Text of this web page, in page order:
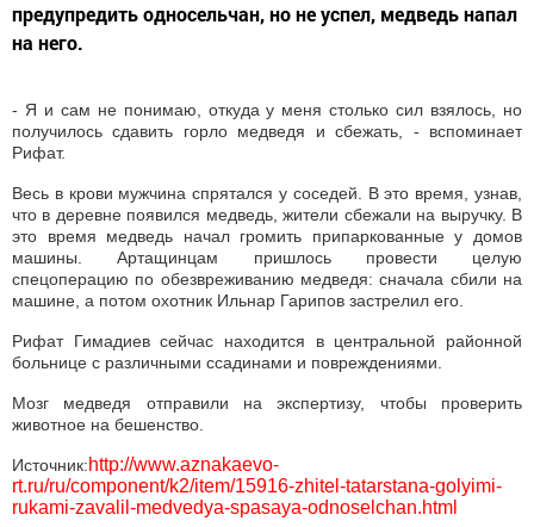
предупредить односельчан, но не успел, медведь напал
на него.
- Я и сам не понимаю, откуда у меня столько сил взялось, но
получилось сдавить горло медведя и сбежать, - вспоминает
Рифат.
Весь в крови мужчина спрятался у соседей. В это время, узнав,
что в деревне появился медведь, жители сбежали на выручку. В
это время медведь начал громить припаркованные у домов
машины. Артащинцам пришлось провести целую
спецоперацию по обезвреживанию медведя: сначала сбили на
машине, а потом охотник Ильнар Гарипов застрелил его.
Рифат Гимадиев сейчас находится в центральной районной
больнице с различными ссадинами и повреждениями.
Мозг медведя отправили на экспертизу, чтобы проверить
животное на бешенство.
Источник:http://www.aznakaevo-
rt.ru/ru/component/k2/item/15916-zhitel-tatarstana-golyimi-
rukami-zavalil-medvedya-spasaya-odnoselchan.html